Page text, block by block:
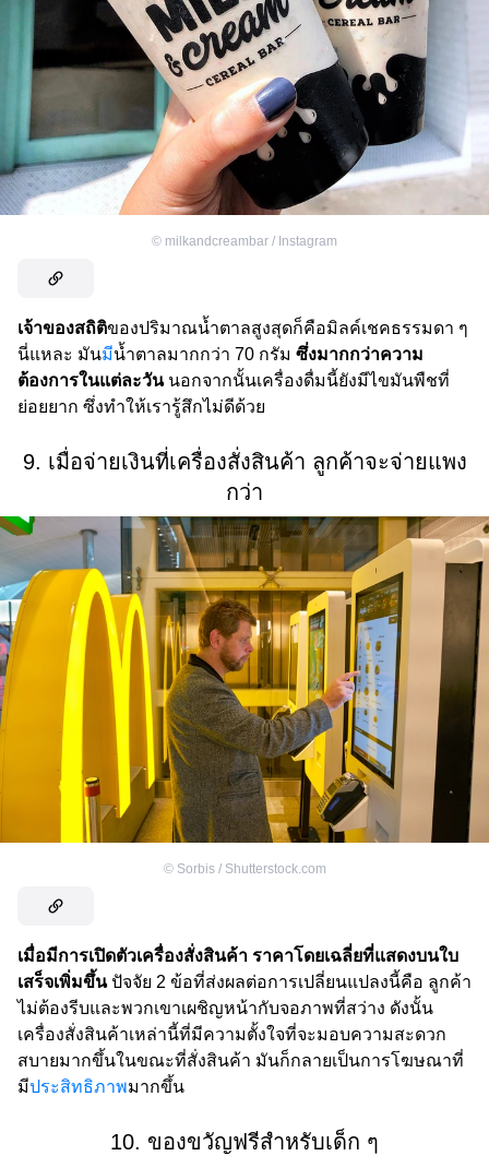
© milkandcreambar / Instagram
เจ้าของสถิติของปริมาณน้ำตาลสูงสุดก็คือมิลค์เชคธรรมดา ๆ
นี่แหละ มันมีน้ำตาลมากกว่า 70 กรัม ซึ่งมากกว่าความ
ต้องการในแต่ละวันนอกจากนั้นเครื่องดื่มนี้ยังมีไขมันพืชที่
ย่อยยาก ซึ่งทำให้เรารู้สึกไม่ดีด้วย
9. เมื่อจ่ายเงินที่เครื่องสั่งสินค้า ลูกค้าจะจ่ายแพง
กว่า
© Sorbis / Shutterstock.com
เมื่อมีการเปิดตัวเครื่องสั่งสินค้า ราคาโดยเฉลี่ยที่แสดงบนใบ
เสร็จเพิ่มขึ้นปัจจัย 2 ข้อที่ส่งผลต่อการเปลี่ยนแปลงนี้คือ ลูกค้า
ไม่ต้องรีบและพวกเขาเผชิญหน้ากับจอภาพที่สว่าง ดังนั้น
เครื่องสั่งสินค้าเหล่านี้ที่มีความตั้งใจที่จะมอบความสะดวก
สบายมากขึ้นในขณะที่สั่งสินค้า มันก็กลายเป็นการโฆษณาที่
มีประสิทธิภาพมากขึ้น
10. ของขวัญฟรีสำหรับเด็ก ๆ